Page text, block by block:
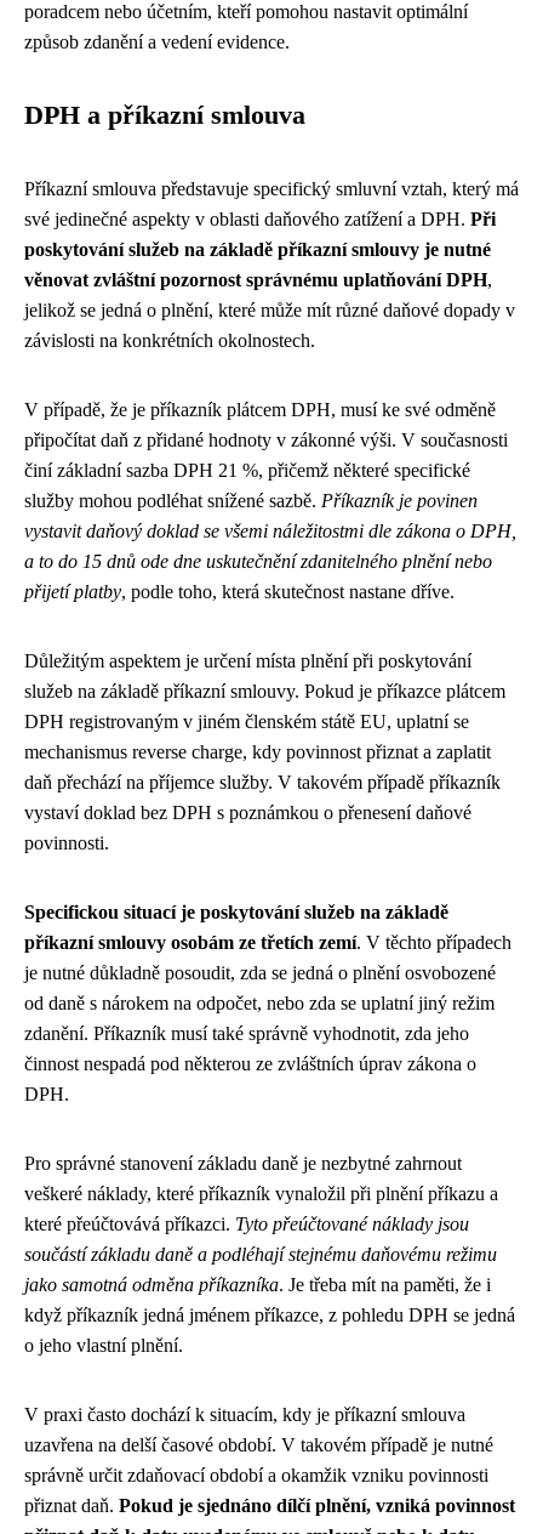
poradcem nebo účetním, kteří pomohou nastavit optimální
způsob zdanění a vedení evidence.
DPH a příkazní smlouva
Příkazní smlouva představuje specifický smluvní vztah, který má
své jedinečné aspekty v oblasti daňového zatížení a DPH. Při
poskytování služeb na základě příkazní smlouvy je nutné
věnovat zvláštní pozornost správnému uplatňování DPH,
jelikož se jedná o plnění, které může mít různé daňové dopady v
závislosti na konkrétních okolnostech.
V případě, že je příkazník plátcem DPH, musí ke své odměně
připočítat daň z přidané hodnoty v zákonné výši. V současnosti
činí základní sazba DPH 21 %, přičemž některé specifické
služby mohou podléhat snížené sazbě. Příkazník je povinen
vystavit daňový doklad se všemi náležitostmi dle zákona o DPH,
a to do 15 dnů ode dne uskutečnění zdanitelného plnění nebo
přijetí platby, podle toho, která skutečnost nastane dříve.
Důležitým aspektem je určení místa plnění při poskytování
služeb na základě příkazní smlouvy. Pokud je příkazce plátcem
DPH registrovaným v jiném členském státě EU, uplatní se
mechanismus reverse charge, kdy povinnost přiznat a zaplatit
daň přechází na příjemce služby. V takovém případě příkazník
vystaví doklad bez DPH s poznámkou o přenesení daňové
povinnosti.
Specifickou situací je poskytování služeb na základě
příkazní smlouvy osobám ze třetích zemí. V těchto případech
je nutné důkladně posoudit, zda se jedná o plnění osvobozené
od daně s nárokem na odpočet, nebo zda se uplatní jiný režim
zdanění. Příkazník musí také správně vyhodnotit, zda jeho
činnost nespadá pod některou ze zvláštních úprav zákona o
DPH.
Pro správné stanovení základu daně je nezbytné zahrnout
veškeré náklady, které příkazník vynaložil při plnění příkazu a
které přeúčtovává příkazci. Tyto přeúčtované náklady jsou
součástí základu daně a podléhají stejnému daňovému režimu
jako samotná odměna příkazníka. Je třeba mít na paměti, že i
když příkazník jedná jménem příkazce, z pohledu DPH se jedná
o jeho vlastní plnění.
V praxi často dochází k situacím, kdy je příkazní smlouva
uzavřena na delší časové období. V takovém případě je nutné
správně určit zdaňovací období a okamžik vzniku povinnosti
přiznat daň. Pokud je sjednáno dílčí plnění, vzniká povinnost